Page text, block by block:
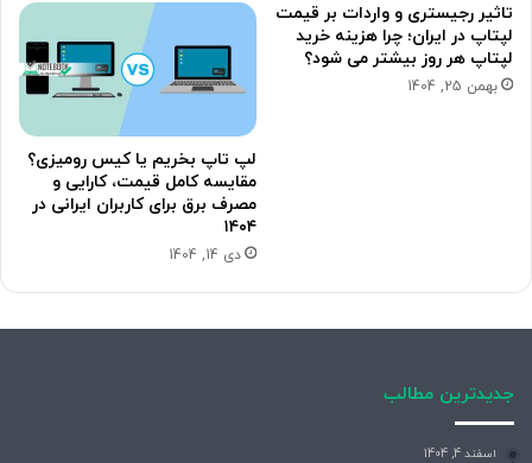
تاثیر رجیستری و واردات بر قیمت
لپتاپ در ایران؛ چرا هزینه خرید
لپتاپ هر روز بیشتر می شود؟
بهمن 25, 1404
لپ تاپ بخریم یا کیس رومیزی؟
مقایسه کامل قیمت، کارایی و
مصرف برق برای کاربران ایرانی در
۱۴۰۴
دی 14, 1404
جدیدترین مطالب
اسفند 4, 1404